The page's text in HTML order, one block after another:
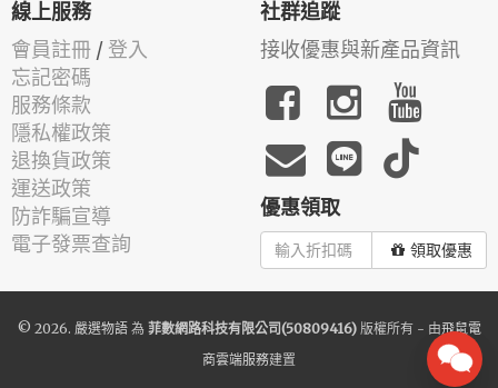
線上服務
會員註冊 / 登入
忘記密碼
服務條款
隱私權政策
退換貨政策
運送政策
防詐騙宣導
電子發票查詢
社群追蹤
接收優惠與新產品資訊
優惠領取
領取優惠
© 2026. 嚴選物語為 菲數網路科技有限公司(50809416)版權所有 - 由飛鼠電
商雲端服務建置